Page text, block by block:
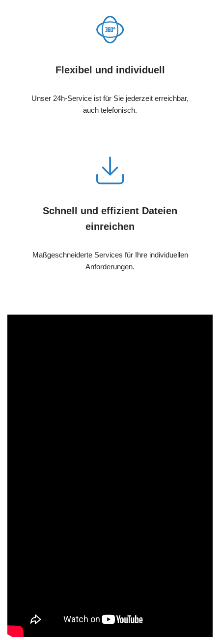
Flexibel und individuell
Unser 24h-Service ist für Sie jederzeit erreichbar,
auch telefonisch.
Schnell und effizient Dateien
einreichen
Maßgeschneiderte Services für Ihre individuellen
Anforderungen.